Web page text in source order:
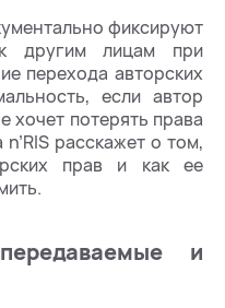
фиксируют
другим лицам при
перехода авторских
если автор
хочет потерять права
расскажет о том,
прав и как ее
и